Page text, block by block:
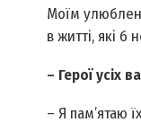
Моїм
в житті, які
– Герої усіх
– Я пам’ятаю